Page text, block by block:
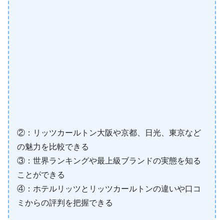
②：リッツカールトン大阪や京都、日光、東京など
の魅力を比較できる
③：世界ランキングや最上級ブランドの実態を知る
ことができる
④：ホテルリッツとリッツカールトンの違いや口コ
ミからの評判を把握できる